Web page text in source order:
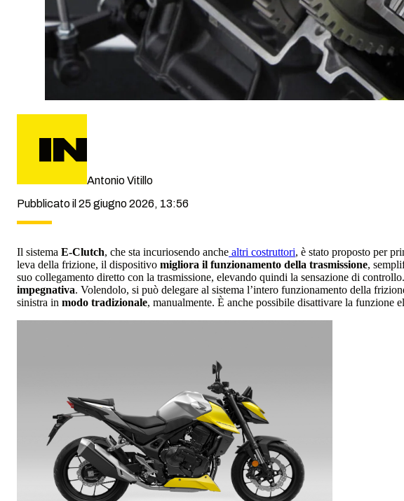
Antonio Vitillo
Pubblicato il 25 giugno 2026, 13:56
Il sistema E-Clutch, che sta incuriosendo anche altri costruttori, è stato proposto per
leva della frizione, il dispositivo migliora il funzionamento della trasmissione,
suo collegamento diretto con la trasmissione, elevando quindi la sensazione di
impegnativa. Volendolo, si può delegare al sistema l’intero funzionamento della
sinistra in modo tradizionale, manualmente. È anche possibile disattivare la funzione